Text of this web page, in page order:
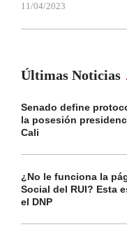
11/04/2023
Últimas Noticias
Senado define
la posesión
Cali
¿No le funciona la
Social del RUI? Esta
el DNP